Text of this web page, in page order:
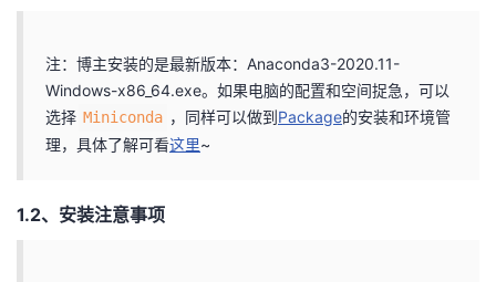
我
的
我
的
技
我
的
注：博主安装的是最新版本：Anaconda3-2020.11-
Windows-x86_64.exe。如果电脑的配置和空间捉急，可以
选择 Miniconda ，同样可以做到Package的安装和环境管
理，具体了解可看这里~
1.2、安装注意事项